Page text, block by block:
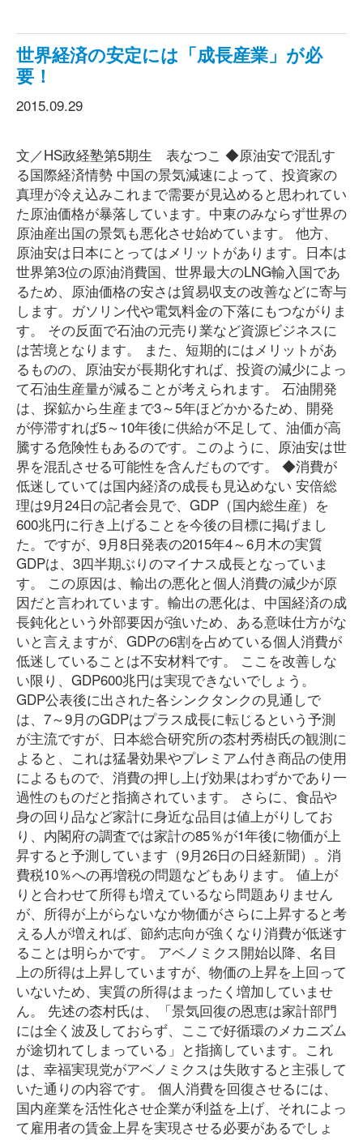
世界経済の安定には「成長産業」が必
要！
2015.09.29
文／HS政経塾第5期生 表なつこ ◆原油安で混乱す
る国際経済情勢 中国の景気減速によって、投資家の
真理が冷え込みこれまで需要が見込めると思われてい
た原油価格が暴落しています。中東のみならず世界の
原油産出国の景気も悪化させ始めています。 他方、
原油安は日本にとってはメリットがあります。日本は
世界第3位の原油消費国、世界最大のLNG輸入国であ
るため、原油価格の安さは貿易収支の改善などに寄与
します。ガソリン代や電気料金の下落にもつながりま
す。 その反面で石油の元売り業など資源ビジネスに
は苦境となります。 また、短期的にはメリットがあ
るものの、原油安が長期化すれば、投資の減少によっ
て石油生産量が減ることが考えられます。 石油開発
は、探鉱から生産まで3～5年ほどかかるため、開発
が停滞すれば5～10年後に供給が不足して、油価が高
騰する危険性もあるのです。このように、原油安は世
界を混乱させる可能性を含んだものです。 ◆消費が
低迷していては国内経済の成長も見込めない 安倍総
理は9月24日の記者会見で、GDP（国内総生産）を
600兆円に行き上げることを今後の目標に掲げまし
た。ですが、9月8日発表の2015年4～6月木の実質
GDPは、3四半期ぶりのマイナス成長となっていま
す。 この原因は、輸出の悪化と個人消費の減少が原
因だと言われています。輸出の悪化は、中国経済の成
長鈍化という外部要因が強いため、ある意味仕方がな
いと言えますが、GDPの6割を占めている個人消費が
低迷していることは不安材料です。 ここを改善しな
い限り、GDP600兆円は実現できないでしょう。
GDP公表後に出された各シンクタンクの見通しで
は、7～9月のGDPはプラス成長に転じるという予測
が主流ですが、日本総合研究所の枩村秀樹氏の観測に
よると、これは猛暑効果やプレミアム付き商品の使用
によるもので、消費の押し上げ効果はわずかであり一
過性のものだと指摘されています。 さらに、食品や
身の回り品など家計に身近な品目は値上がりしてお
り、内閣府の調査では家計の85％が1年後に物価が上
昇すると予測しています（9月26日の日経新聞）。消
費税10％への再増税の問題などもあります。 値上が
りと合わせて所得も増えているなら問題ありません
が、所得が上がらないなか物価がさらに上昇すると考
える人が増えれば、節約志向が強くなり消費が低迷す
ることは明らかです。 アベノミクス開始以降、名目
上の所得は上昇していますが、物価の上昇を上回って
いないため、実質の所得はまったく増加していませ
ん。 先述の枩村氏は、「景気回復の恩恵は家計部門
には全く波及しておらず、ここで好循環のメカニズム
が途切れてしまっている」と指摘しています。これ
は、幸福実現党がアベノミクスは失敗すると主張して
いた通りの内容です。 個人消費を回復させるには、
国内産業を活性化させ企業が利益を上げ、それによっ
て雇用者の賃金上昇を実現させる必要があるでしょ